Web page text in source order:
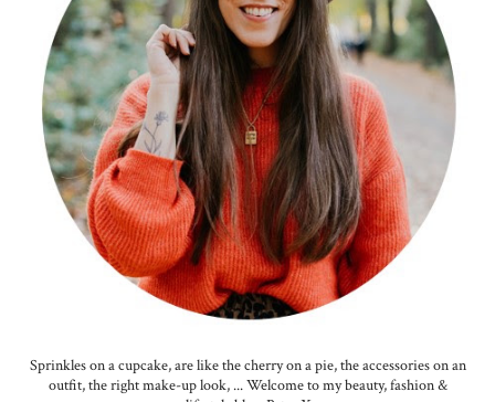
Sprinkles on a cupcake, are like the cherry on a pie, the accessories on an
outfit, the right make-up look, ... Welcome to my beauty, fashion &